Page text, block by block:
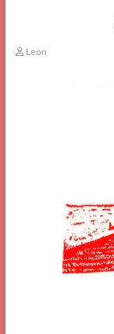
Leon